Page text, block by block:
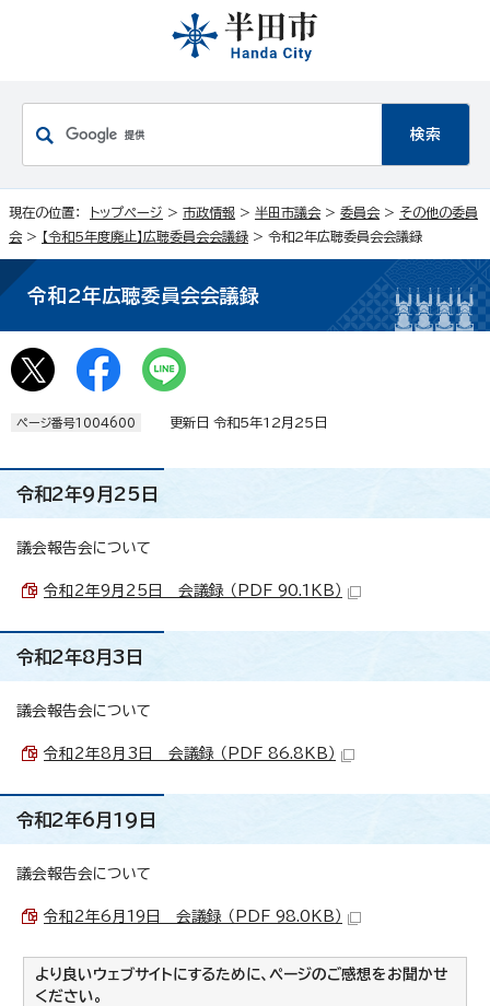
現在の位置： トップページ > 市政情報 > 半田市議会 > 委員会 > その他の委員
会 > 【令和5年度廃止】広聴委員会会議録 > 令和2年広聴委員会会議録
令和2年広聴委員会会議録
ページ番号1004600 更新日 令和5年12月25日
令和2年9月25日
議会報告会について
令和2年9月25日 会議録 （PDF 90.1KB）
令和2年8月3日
議会報告会について
令和2年8月3日 会議録 （PDF 86.8KB）
令和2年6月19日
議会報告会について
令和2年6月19日 会議録 （PDF 98.0KB）
より良いウェブサイトにするために、ページのご感想をお聞かせ
ください。